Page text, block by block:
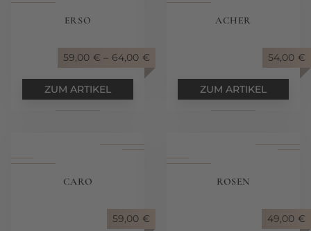
ERSO
59,00 € – 64,00 €
ZUM ARTIKEL
ACHER
54,00 €
ZUM ARTIKEL
CARO
59,00 €
ROSEN
49,00 €